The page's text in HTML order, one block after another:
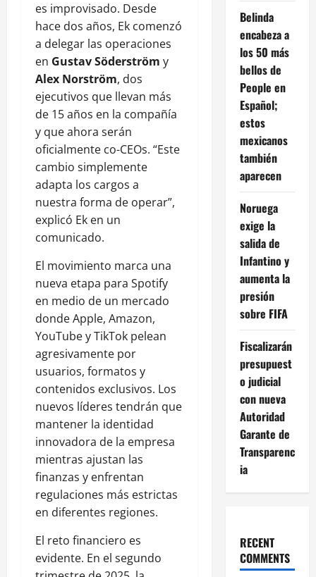
es improvisado. Desde
hace dos años, Ek comenzó
a delegar las operaciones
en Gustav Söderström y
Alex Norström, dos
ejecutivos que llevan más
de 15 años en la compañía
y que ahora serán
oficialmente co-CEOs. “Este
cambio simplemente
adapta los cargos a
nuestra forma de operar”,
explicó Ek en un
comunicado.
El movimiento marca una
nueva etapa para Spotify
en medio de un mercado
donde Apple, Amazon,
YouTube y TikTok pelean
agresivamente por
usuarios, formatos y
contenidos exclusivos. Los
nuevos líderes tendrán que
mantener la identidad
innovadora de la empresa
mientras ajustan las
finanzas y enfrentan
regulaciones más estrictas
en diferentes regiones.
El reto financiero es
evidente. En el segundo
Belinda
encabeza a
los 50 más
bellos de
People en
Español;
estos
mexicanos
también
aparecen
Noruega
exige la
salida de
Infantino y
aumenta la
presión
sobre FIFA
Fiscalizarán
presupuest
o judicial
con nueva
Autoridad
Garante de
Transparenc
ia
RECENT
COMMENTS